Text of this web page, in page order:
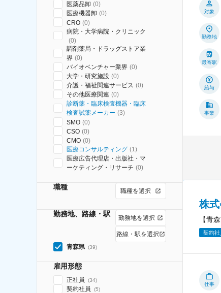
医薬品卸 (0)
医療機器卸 (0)
CRO (0)
病院・大学病院・クリニック
(0)
調剤薬局・ドラッグストア業
界 (0)
バイオベンチャー業界 (0)
大学・研究施設 (0)
介護・福祉関連サービス (0)
その他医療関連 (0)
診断薬・臨床検査機器・臨床
検査試薬メーカー (3)
SMO (0)
CSO (0)
CMO (0)
医療コンサルティング (1)
医療広告代理店・出版社・マ
ーケティング・リサーチ (0)
職種 職種を選択
勤務地、路線・駅 勤務地を選択
路線・駅を選択
青森県 (39)
雇用形態
正社員 (34)
契約社員 (5)
対象
勤務地
最寄駅
給与
事業
株
【青
契約社
仕事